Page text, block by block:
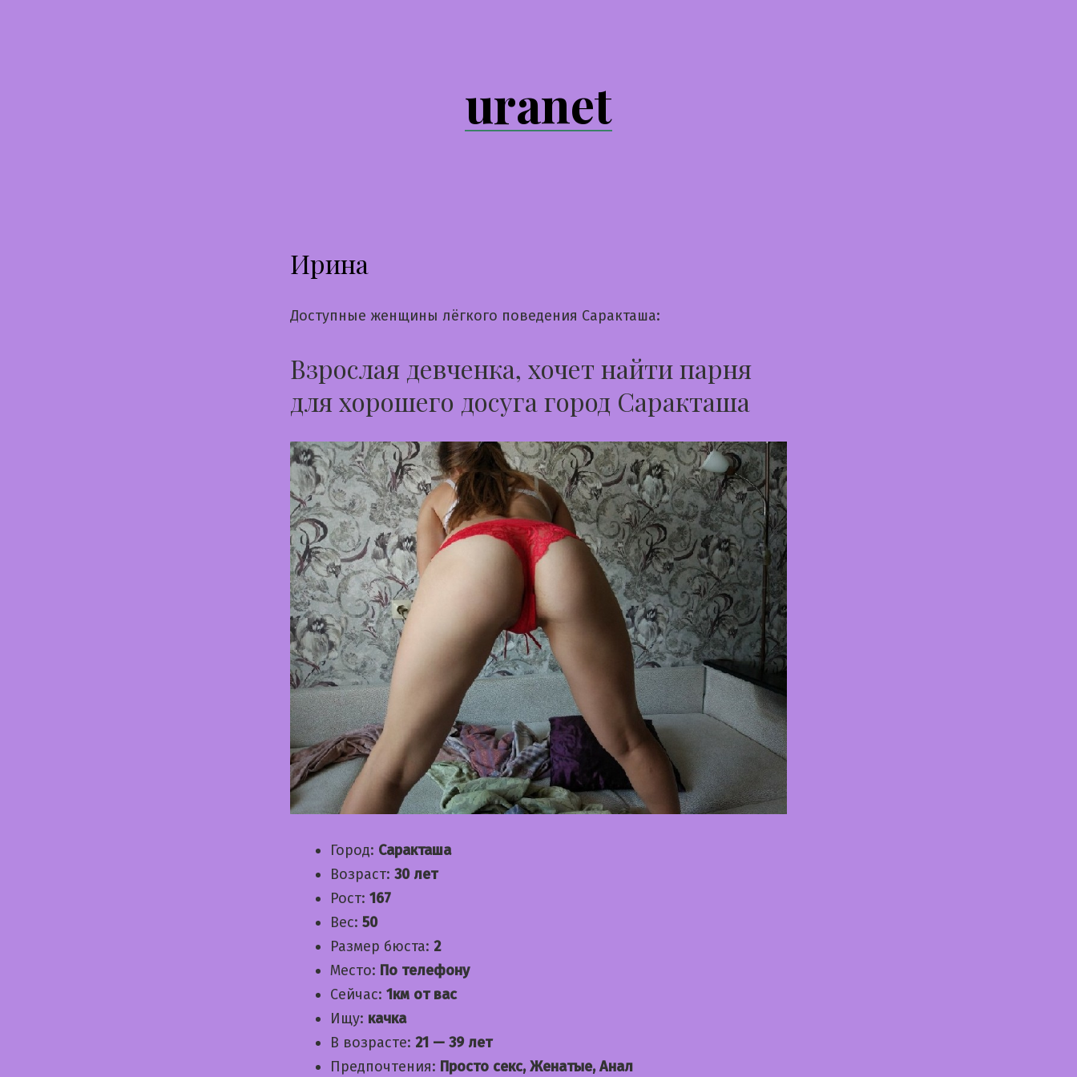
uranet
Ирина
Доступные женщины лёгкого поведения Саракташа:
Взрослая девченка, хочет найти парня
для хорошего досуга город Саракташа
Город: Саракташа
Возраст: 30 лет
Рост: 167
Вес: 50
Размер бюста: 2
Место: По телефону
Сейчас: 1км от вас
Ищу: качка
В возрасте: 21 — 39 лет
Предпочтения: Просто секс, Женатые, Анал